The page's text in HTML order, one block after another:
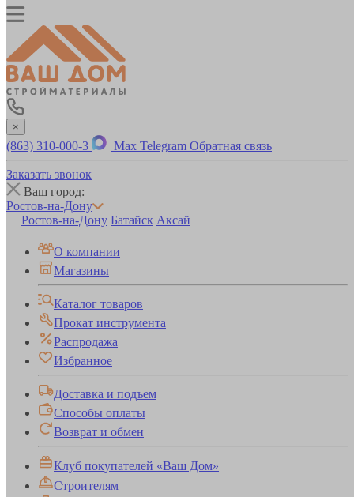
×
(863) 310-000-3 Max Telegram Обратная связь
Заказать звонок
Ваш город:
Ростов-на-Дону
Ростов-на-Дону Батайск Аксай
О компании
Магазины
Каталог товаров
Прокат инструмента
Распродажа
Избранное
Доставка и подъем
Способы оплаты
Возврат и обмен
Клуб покупателей «Ваш Дом»
Строителям